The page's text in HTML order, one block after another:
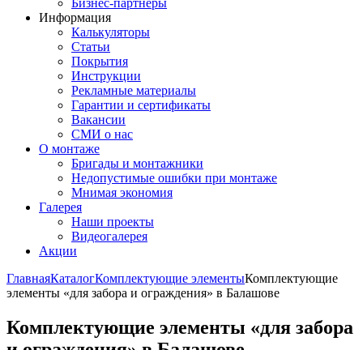
Бизнес-партнёры
Информация
Калькуляторы
Статьи
Покрытия
Инструкции
Рекламные материалы
Гарантии и сертификаты
Вакансии
СМИ о нас
О монтаже
Бригады и монтажники
Недопустимые ошибки при монтаже
Мнимая экономия
Галерея
Наши проекты
Видеогалерея
Акции
ГлавнаяКаталогКомплектующие элементыКомплектующие
элементы «для забора и ограждения» в Балашове
Комплектующие элементы «для забора